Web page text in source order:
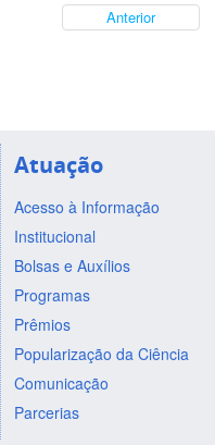
Anterior
Atuação
Acesso à Informação
Institucional
Bolsas e Auxílios
Programas
Prêmios
Popularização da Ciência
Comunicação
Parcerias